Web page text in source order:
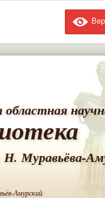
областная
Муравьёва-
Амурский